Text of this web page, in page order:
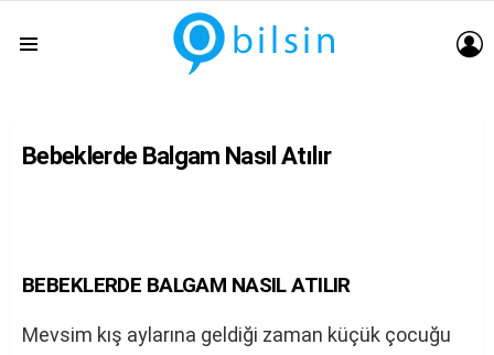
Bebeklerde Balgam Nasıl Atılır
BEBEKLERDE BALGAM NASIL ATILIR
Mevsim kış aylarına geldiği zaman küçük çocuğu